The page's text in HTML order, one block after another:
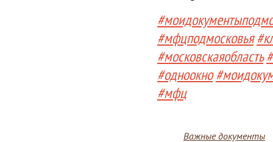
#мфцподмосковья
#московскаяобласть
#одноокно
#мфц
Важные документы